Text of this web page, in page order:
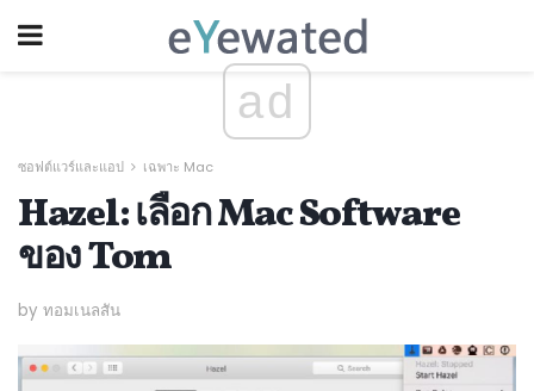
ad
ซอฟต์แวร์และแอป เฉพาะ Mac
Hazel: เลือก Mac Software
ของ Tom
by ทอมเนลสัน